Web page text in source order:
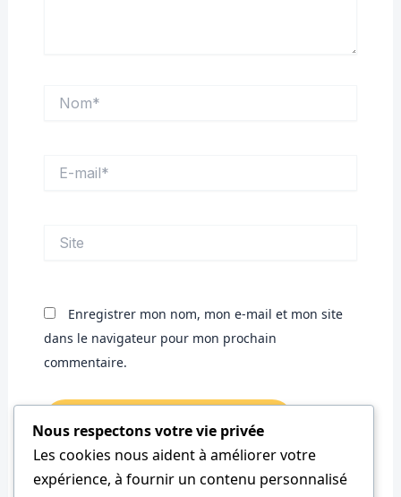
mail*
Enregistrer mon nom, mon e-mail et mon site
dans le navigateur pour mon prochain
commentaire.
Nous respectons votre vie privée
Les cookies nous aident à améliorer votre
expérience, à fournir un contenu personnalisé